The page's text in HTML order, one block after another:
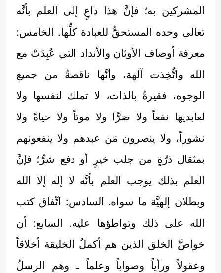
المشركين به؛ فإنَّ هذا داعٍ إلى العلم بأنَّه
تعالى وحده المستحقُّ للعبادة كلِّها. الخامس:
معرفة أوصاف الأوثان والأنداد التي عُبِدَتْ مع
الله واتُّخِذت آلهة، وأنَّها ناقصةٌ من جميع
الوجوه، فقيرةٌ بالذات، لا تملك لنفسها ولا
لعابديها نفعاً ولا ضرًّا ولا موتاً ولا حياةً ولا
نشوراً، ولا ينصرون مَن عبدهم ولا ينفعونهم
بمثقال ذرَّةٍ من جلب خيرٍ أو دفع شرٍّ؛ فإنَّ
العلم بذلك يوجب العلم بأنَّه لا إله إلا الله
وبطلان إلهيَّة ما سواه. السادس: اتِّفاق كتب
الله على ذلك وتواطؤها عليه. السابع: أن
خواصَّ الخلق الذين هم أكملُ الخليقة أخلاقاً
وعقولاً ورأياً وصواباً وعلماً ـ وهم الرسلُ